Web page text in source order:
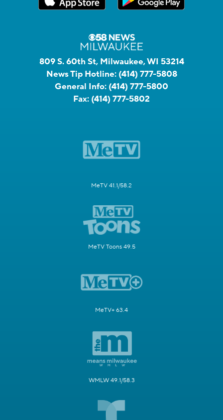
809 S. 60th St, Milwaukee, WI 53214
News Tip Hotline: (414) 777-5808
General Info: (414) 777-5800
Fax: (414) 777-5802
MeTV 41.1/58.2
MeTV Toons 49.5
MeTV+ 63.4
WMLW 49.1/58.3